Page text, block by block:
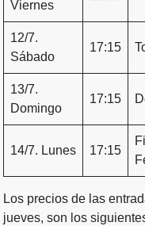
Viernes
12/7.
Sábado
17:15
13/7.
Domingo
17:15
14/7. Lunes 17:15
Los precios de las
jueves, son los